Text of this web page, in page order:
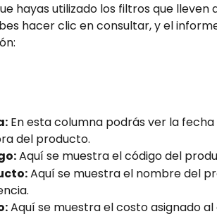
hayas utilizado los filtros que lleven
hacer clic en consultar, y el
En esta columna podrás ver la
del producto.
Aquí se muestra el código del
Aquí se muestra el nombre del
Aquí se muestra el costo asignado